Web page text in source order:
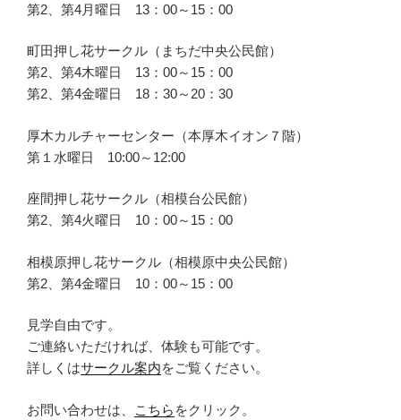
第2、第4月曜日 13：00～15：00
町田押し花サークル（まちだ中央公民館）
第2、第4木曜日 13：00～15：00
第2、第4金曜日 18：30～20：30
厚木カルチャーセンター（本厚木イオン７階）
第１水曜日 10:00～12:00
座間押し花サークル（相模台公民館）
第2、第4火曜日 10：00～15：00
相模原押し花サークル（相模原中央公民館）
第2、第4金曜日 10：00～15：00
見学自由です。
ご連絡いただければ、体験も可能です。
詳しくはサークル案内をご覧ください。
お問い合わせは、 こちら をクリック。